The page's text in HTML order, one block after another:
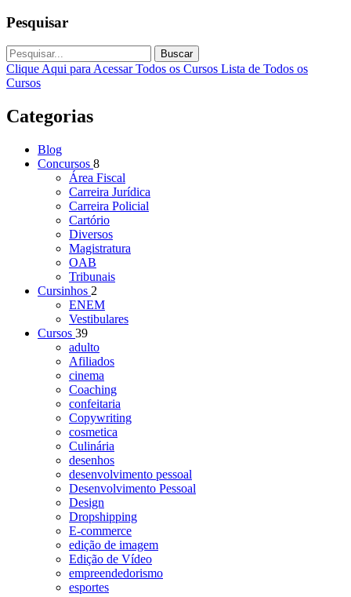
Pesquisar
Buscar
Clique Aqui para Acessar Todos os Cursos Lista de Todos os
Cursos
Categorias
Blog
Concursos 8
Área Fiscal
Carreira Jurídica
Carreira Policial
Cartório
Diversos
Magistratura
OAB
Tribunais
Cursinhos 2
ENEM
Vestibulares
Cursos 39
adulto
Afiliados
cinema
Coaching
confeitaria
Copywriting
cosmetica
Culinária
desenhos
desenvolvimento pessoal
Desenvolvimento Pessoal
Design
Dropshipping
E-commerce
edição de imagem
Edição de Vídeo
empreendedorismo
esportes